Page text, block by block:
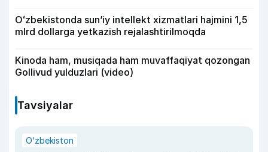
Oʻzbekistonda sunʼiy intellekt xizmatlari hajmini 1,5
mlrd dollarga yetkazish rejalashtirilmoqda
Kinoda ham, musiqada ham muvaffaqiyat qozongan
Gollivud yulduzlari (video)
Tavsiyalar
O‘zbekiston